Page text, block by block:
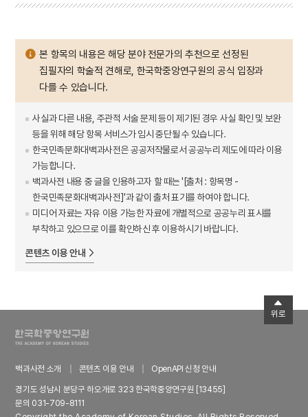
본 항목의 내용은 해당 분야 전문가의 추천으로 선정된
집필자의 학술적 견해로, 한국학중앙연구원의 공식 입장과
다를 수 있습니다.
사실과 다른 내용, 주관적 서술 문제 등이 제기된 경우 사실 확인 및 보완
등을 위해 해당 항목 서비스가 임시 중단될 수 있습니다.
한국민족문화대백과사전은 공공저작물로서 공공누리 제도에 따라 이용
가능합니다.
백과사전 내용 중 글을 인용하고자 할 때는 '[출처 : 항목명 -
한국민족문화대백과사전]'과 같이 출처 표기를 하여야 합니다.
미디어 자료는 자유 이용 가능한 자료에 개별적으로 공공누리 표시를
부착하고 있으므로 이를 확인하신 후 이용하시기 바랍니다.
콘텐츠 이용 안내
백과사전 소개 콘텐츠 이용 안내
OpenAPI 신청 안내
경기도 성남시 분당구 하오개로 323 한국학중앙연구원 [13455]
문의 031-709-8111
위로